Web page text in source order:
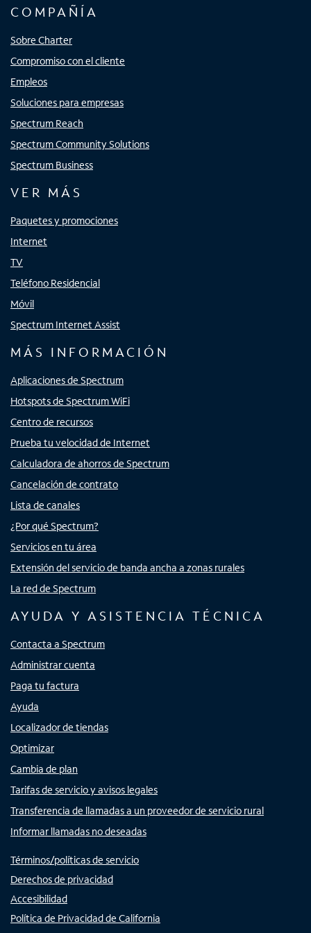
COMPAÑÍA
Sobre Charter
Compromiso con el cliente
Empleos
Soluciones para empresas
Spectrum Reach
Spectrum Community Solutions
Spectrum Business
VER MÁS
Paquetes y promociones
Internet
TV
Teléfono Residencial
Móvil
Spectrum Internet Assist
MÁS INFORMACIÓN
Aplicaciones de Spectrum
Hotspots de Spectrum WiFi
Centro de recursos
Prueba tu velocidad de Internet
Calculadora de ahorros de Spectrum
Cancelación de contrato
Lista de canales
¿Por qué Spectrum?
Servicios en tu área
Extensión del servicio de banda ancha a zonas rurales
La red de Spectrum
AYUDA Y ASISTENCIA TÉCNICA
Contacta a Spectrum
Administrar cuenta
Paga tu factura
Ayuda
Localizador de tiendas
Optimizar
Cambia de plan
Tarifas de servicio y avisos legales
Transferencia de llamadas a un proveedor de servicio rural
Informar llamadas no deseadas
Términos/políticas de servicio
Derechos de privacidad
Accesibilidad
Política de Privacidad de California